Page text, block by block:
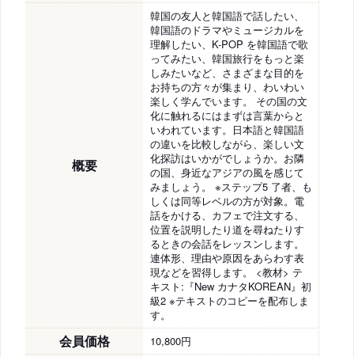
概要
韓国の友人と韓国語で話したい、
韓国語のドラマやミュージカルを
理解したい、K-POP を韓国語で歌
ってみたい、韓国旅行をもっと楽
しみたいなど、さまざまな目的を
お持ちの方々が集まり、わいわい
楽しく学んでいます。 その国の文
化に触れるにはまずは言葉からと
いわれています。日本語と韓国語
の違いを比較しながら、楽しい文
化探訪はいかがでしょうか。お隣
の国、身近なアジアの風を感じて
みましょう。 ※ステップ5 了者、も
しくは同等レベルの方が対象。電
話をかける、カフェで注文する、
位置を説明したり道を尋ねたりす
るときの会話をレッスンします。
連体形、理由や原因をあらわす表
現などを習得します。 <教材> テ
キスト:『New カナタKOREAN』初
級2 ※テキストのコピーを配布しま
す。
会員価格 10,800円